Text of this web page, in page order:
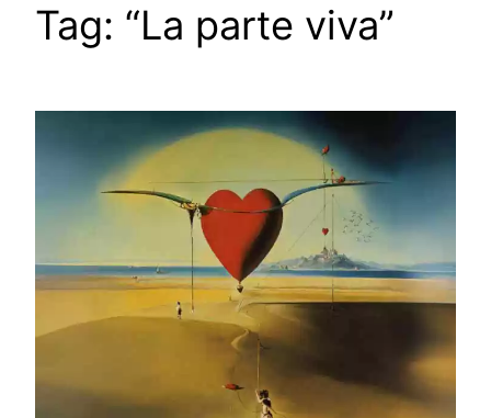
Tag: “La parte viva”